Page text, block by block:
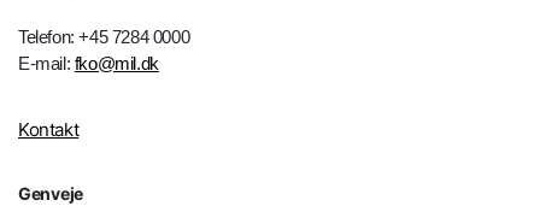
Telefon: +45 7284 0000
E-mail: fko@mil.dk
Kontakt
Genveje